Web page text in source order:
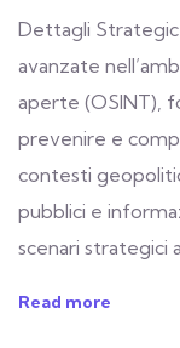
Dettagli
avanzate
aperte (OSINT),
prevenire e
contesti
pubblici e
scenari strategici
Read more